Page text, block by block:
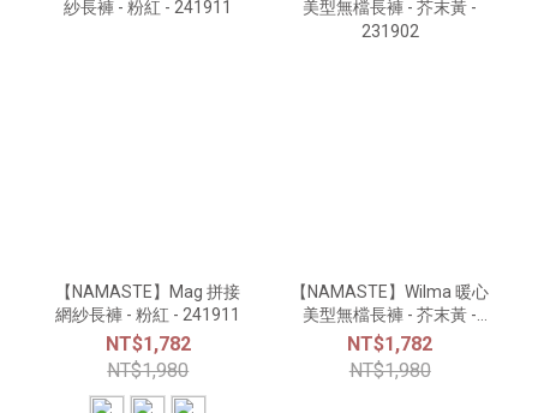
【NAMASTE】Mag 拼接
網紗長褲 - 粉紅 - 241911
NT$1,782
NT$1,980
【NAMASTE】Wilma 暖心
美型無檔長褲 - 芥末黃 -
231902
NT$1,782
NT$1,980